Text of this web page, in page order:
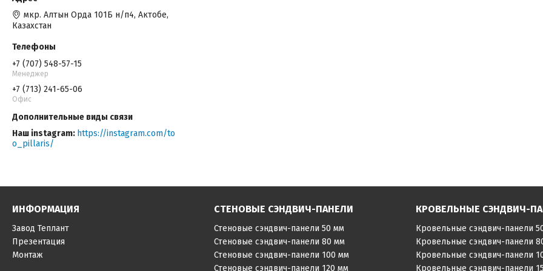
мкр. Алтын Орда 101Б н/п4, Актобе,
Казахстан
+7 (707) 548-57-15
Менеджер
+7 (713) 241-65-06
Офис
Наш instagram https://instagram.com/to
o_pillaris/
ИНФОРМАЦИЯ
Завод Теплант
Презентация
Монтаж
СТЕНОВЫЕ СЭНДВИЧ-ПАНЕЛИ
Стеновые сэндвич-панели 50 мм
Стеновые сэндвич-панели 80 мм
Стеновые сэндвич-панели 100 мм
Стеновые сэндвич-панели 120 мм
КРОВЕЛЬНЫЕ СЭНДВИЧ-
Кровельные сэндвич-панели
Кровельные сэндвич-панели
Кровельные сэндвич-панели
Кровельные сэндвич-панели